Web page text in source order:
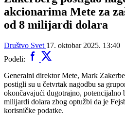
akcionarima Mete za
od 8 milijardi dolara
Društvo Svet 17. oktobar 2025. 13:40
Podeli:
Generalni direktor Mete, Mark
postigli su u četvrtak nagodbu sa
okončavajući dugotrajno, potencijalno
milijardi dolara zbog optužbi da je
korisničke podatke.